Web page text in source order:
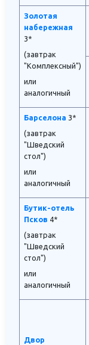
Золотая
набережная
3*
(завтрак
"Комплексный")
или
аналогичный
Барселона 3*
(завтрак
"Шведский
стол")
или
аналогичный
Бутик-отель
Псков 4*
(завтрак
"Шведский
стол")
или
аналогичный
Двор